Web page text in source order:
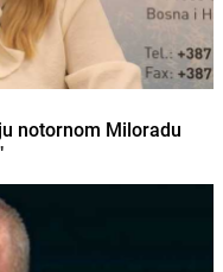
notornom Miloradu